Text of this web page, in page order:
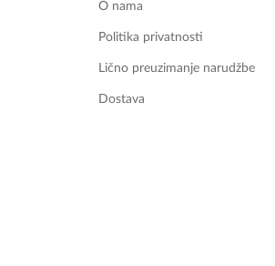
O nama
Politika privatnosti
Lično preuzimanje narudžbe
Dostava